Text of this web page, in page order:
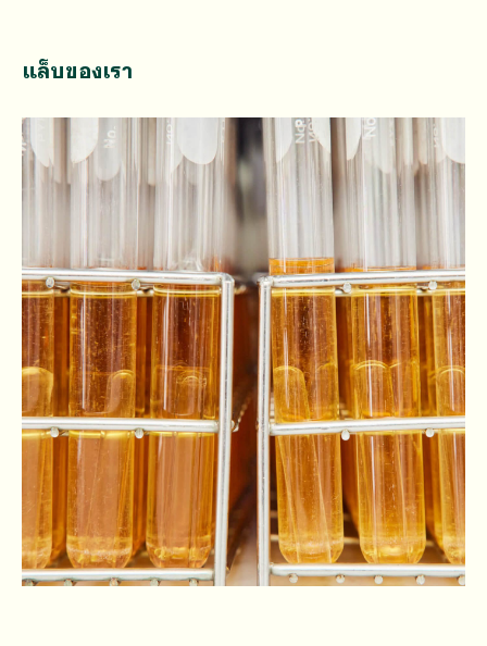
แล็บของเรา